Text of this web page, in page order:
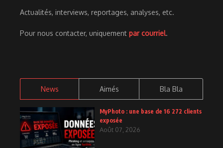
Actualités, interviews, reportages, analyses, etc.
Pour nous contacter, uniquement par courriel.
News Aimés Bla Bla
MyPhoto : une base de 16 272 clients
exposée
Août 07, 2026